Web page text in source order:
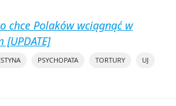
chce Polaków wciągnąć w
PSYCHOPATA TORTURY UJ